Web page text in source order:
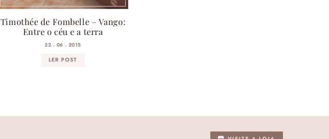
Timothée de Fombelle – Vango:
Entre o céu e a terra
22 . 06 . 2015
LER POST